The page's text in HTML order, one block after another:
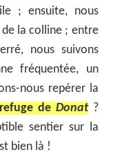
; ensuite, nous
la colline ; entre
nous suivons
fréquentée, un
nous repérer la
refuge de Donat?
sentier sur la
bien là !